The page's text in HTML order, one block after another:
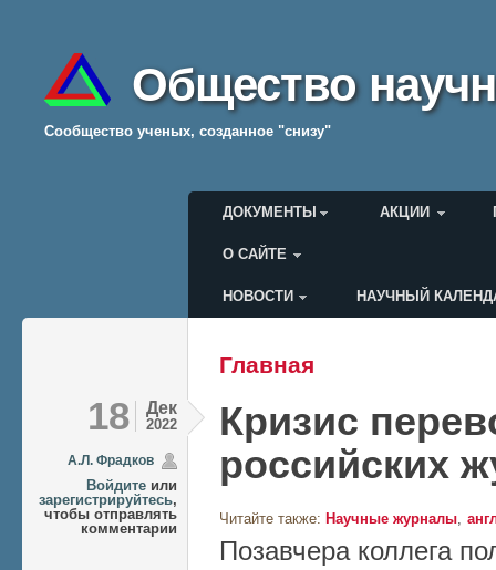
Общество
Cообщество ученых, созданное "снизу"
Главное меню
ДОКУМЕНТЫ АКЦИИ
О САЙТЕ
Меню пользователя
НОВОСТИ НАУЧНЫЙ
Вы здесь
Главная
18 Дек
2022
А.Л. Фрадков
Войдите или
зарегистрируйтесь,
чтобы отправлять
комментарии
Кризис
российских
Читайте также: Научные журналы
Позавчера коллега